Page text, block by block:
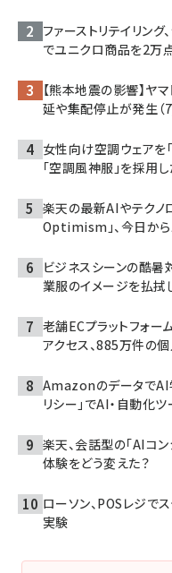
ファーストリテイリン
でユニクロ商品を2万
【熊本地震の影響】ヤ
延や集配停止が発生（
女性向け空調ウェアを
「空調風神服」を採用し
楽天の最新AIやテク
Optimism」、今日から
ビジネスシーンの酷暑
業服のイメージを払拭
老舗ECプラットフォー
アクセス、885万件の
AmazonのデータでAI
リシー」でAI・自動化
楽天、会話型の「AIコ
体験をどう変えた？
ローソン、POSレジで
実験